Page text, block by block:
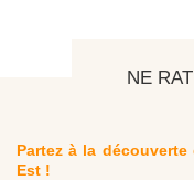
NE
Partez à la
Est !